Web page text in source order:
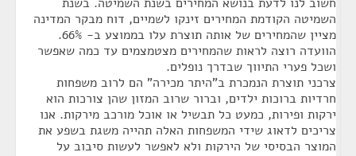
השמיטה הקודמת המחירים זינקו לשמיים, דוח מבקר המדינה
מציין שהמחירים של אותה תוצרת עלו בממוצע ב- 66%.
הוועדה רוצה לראות שהמחירים מצטמצמים עד כמה שאפשר
ושכל פערי התיווך שבדרך נופלים.
צרכני תוצרת הנמכרת ב"היתר מכירה" הם לרוב משפחות
חרדיות ברוכות ילדים, וברור שרוב המזון שהן צורכות הוא
ירקות ופירות, כמעט כל תבשיל או אוכל מורכב מירקות. אנו
צריכים לדאוג שידי המשפחות האלה תהייה משגת בשפע את
המוצר הבסיסי של הירקות ולא לאפשר לעשות סיבוב על